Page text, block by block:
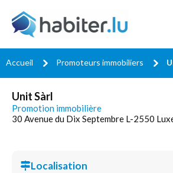
Accueil Promoteurs immobiliers
Unit Sàrl
Promotion immobilière
30 Avenue du Dix Septembre L-2550
Localisation